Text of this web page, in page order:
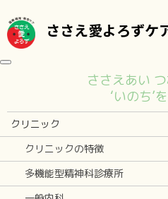
ささえ愛よろずケ
toggle navigation
ささえあい
‘いのち’
クリニック
クリニックの特徴
多機能型精神科診療所